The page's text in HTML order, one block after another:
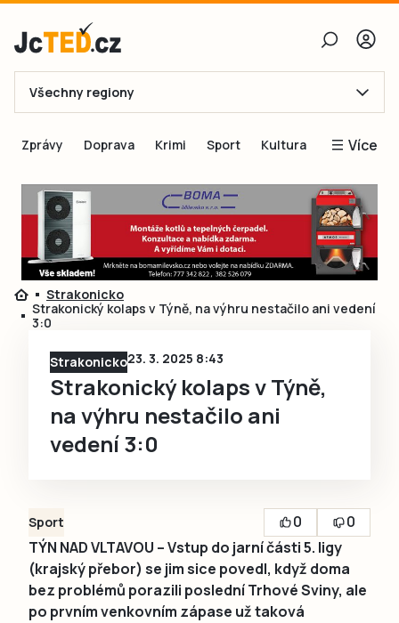
E-mail
Obnovit heslo
Přihlásit se
Přihlásit se přes Facebook
Všechny regiony
Zprávy Doprava Krimi Sport Kultura Více
Blogy
Inspirace
Čtenáři píší
Speciální přílohy
Strakonicko
Strakonický kolaps v Týně, na výhru nestačilo ani vedení
3:0
Strakonicko23. 3. 2025 8:43
Strakonický kolaps v Týně,
na výhru nestačilo ani
vedení 3:0
Sport 0
0
TÝN NAD VLTAVOU – Vstup do jarní části 5. ligy
(krajský přebor) se jim sice povedl, když doma
bez problémů porazili poslední Trhové Sviny, ale
po prvním venkovním zápase už taková